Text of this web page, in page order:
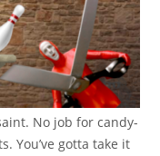
No job for candy-
You’ve gotta take it